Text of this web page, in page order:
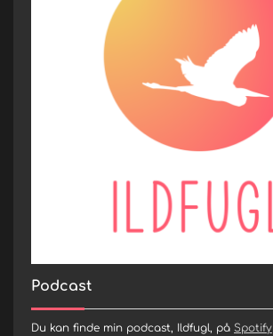
Podcast
Du kan finde min podcast, Ildfugl, på Spotify